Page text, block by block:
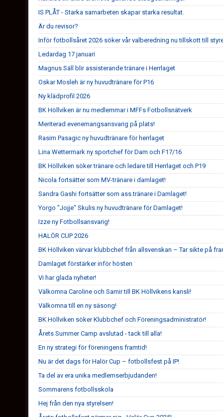
IS PLÅT - Starka samarbeten skapar starka resultat.
Är du revisor?
Inför fotbollsåret 2026 söker vår valberedning nu tillskott till
Ledardag 17 januari
Magnus Säll blir assisterande tränare i Herrlaget
Oskar Mosleh är ny huvudtränare för P16
Ny klädprofil 2026
BK Höllviken är nu medlemmar i MFFs Fotbollsnätverk
Meriterad evenemangsansvarig på plats!
Rasim Pasagic ny huvudtränare för herrlaget
Lina Wettermark ny sportchef för Dam och F17/16
BK Höllviken söker tränare och ledare till Herrlaget och P19
Nicola fortsätter som MV-tränare i damlaget!
Sandra Gashi fortsätter som ass.tränare i Damlaget!
Yorgo "Jojje" Skulis ny huvudtränare för Damlaget!
Izze ny Fotbollsansvarig!
HALÖR CUP 2026
BK Höllviken värvar klubbchef från allsvenskan – Tar sikte på
Damlaget förstärker inför hösten
Vi har glada nyheter!
Välkomna Caroline och Samir till BK Höllvikens kansli!
Välkomna till en ny säsong!
BK Höllviken söker Klubbchef och Föreningsadministratör!
Årets Summer Camp avslutad - tack till alla!
En ny strategi för föreningens framtid!
Nu är det dags för Halör Cup – fotbollsfest på IP!
Ta del av era unika medlemserbjudanden!
Sommarens fotbollsskola
Hej från den nya styrelsen!